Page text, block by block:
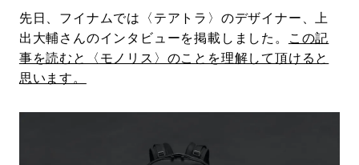
先日、フイナムでは〈テアトラ〉のデザイナー、上
出大輔さんのインタビューを掲載しました。
この記
事を読むと〈モノリス〉のことを理解して頂けると
思います。